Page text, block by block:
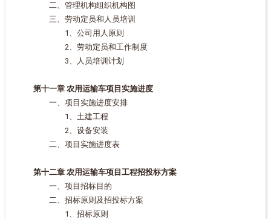
二、管理机构组织机构图
三、劳动定员和人员培训
1、公司用人原则
2、劳动定员和工作制度
3、人员培训计划
第十一章 农用运输车项目实施进度
一、项目实施进度安排
1、土建工程
2、设备安装
二、项目实施进度表
第十二章 农用运输车项目工程招投标方案
一、项目招标目的
二、招标原则及招投标方案
1、招标原则